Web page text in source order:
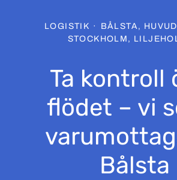
LOGISTIK ·
BÅLSTA,
STOCKHOLM,
Ta kontroll
flödet – vi
Bålsta